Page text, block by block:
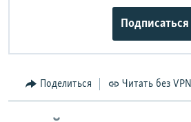
Подписаться
Поделиться Читать без VPN